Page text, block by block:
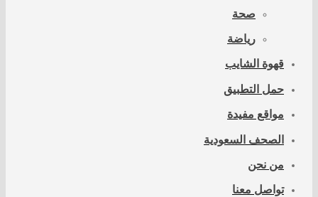
صحة
رياضة
قهوة الشايب
حمل التطبيق
مواقع مفيدة
الصحف السعودية
من نحن
تواصل معنا